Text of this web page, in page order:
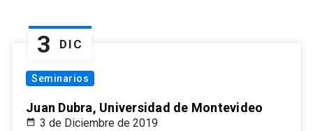
3 DIC
Seminarios
Juan Dubra, Universidad de Montevideo
3 de Diciembre de 2019